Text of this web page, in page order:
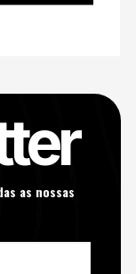
as nossas